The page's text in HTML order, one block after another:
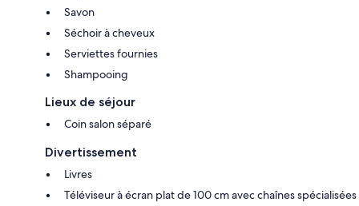
Savon
Séchoir à cheveux
Serviettes fournies
Shampooing
Lieux de séjour
Coin salon séparé
Divertissement
Livres
Téléviseur à écran plat de 100 cm avec chaînes spécialisées